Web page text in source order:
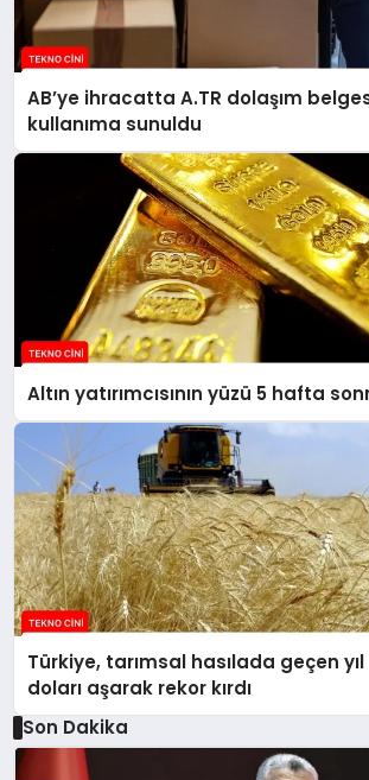
AB’ye ihracatta A.TR dolaşım
kullanıma sunuldu
Altın yatırımcısının yüzü 5 hafta
Türkiye, tarımsal hasılada geçen
doları aşarak rekor kırdı
Son Dakika